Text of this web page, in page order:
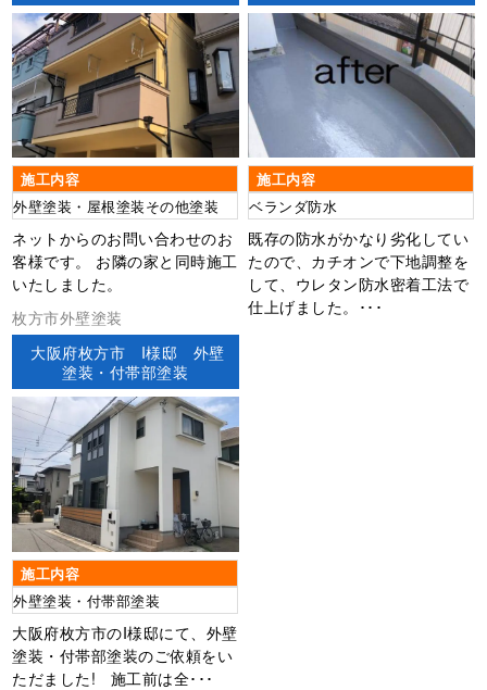
施工内容
外壁塗装・屋根塗装その他塗装
ネットからのお問い合わせのお
客様です。 お隣の家と同時施工
いたしました。
施工内容
ベランダ防水
既存の防水がかなり劣化してい
たので、カチオンで下地調整を
して、ウレタン防水密着工法で
仕上げました。･･･
枚方市外壁塗装
大阪府枚方市 I様邸 外壁
塗装・付帯部塗装
施工内容
外壁塗装・付帯部塗装
大阪府枚方市のI様邸にて、外壁
塗装・付帯部塗装のご依頼をい
ただました! 施工前は全･･･